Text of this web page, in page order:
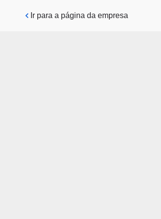
Pular para o conteúdo principal
Ir para a página da empresa